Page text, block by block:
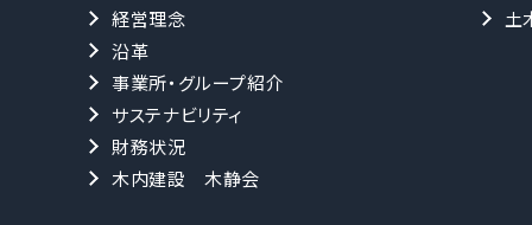
経営理念
沿革
事業所・グループ紹介
サステナビリティ
財務状況
木内建設 木静会
土